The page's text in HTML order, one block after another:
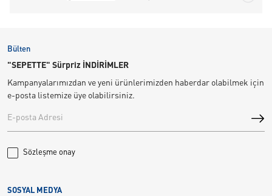
Bülten
"SEPETTE" Sürpriz İNDİRİMLER
Kampanyalarımızdan ve yeni ürünlerimizden haberdar olabilmek için
e-posta listemize üye olabilirsiniz.
Sözleşme onay
SOSYAL MEDYA